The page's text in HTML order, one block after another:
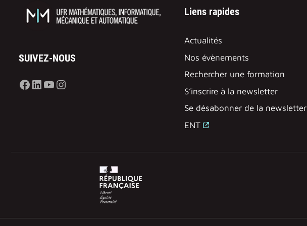
SUIVEZ-NOUS
Facebook
LinkedIn
YouTube
Instagram
Liens rapides
Actualités
Nos évènements
Rechercher une formation
S’inscrire à la newsletter
Se désabonner de la newsletter
ENT